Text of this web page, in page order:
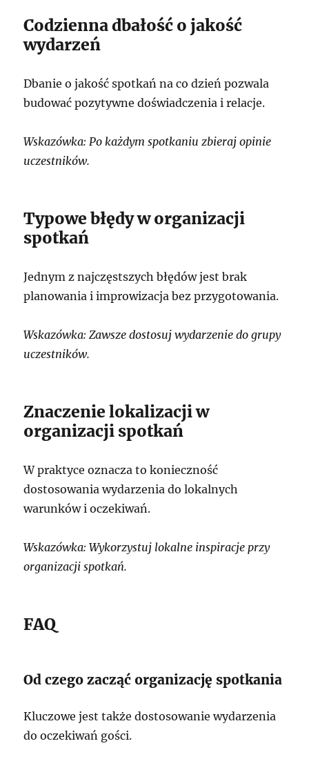
Codzienna dbałość o jakość
wydarzeń
Dbanie o jakość spotkań na co dzień pozwala
budować pozytywne doświadczenia i relacje.
Wskazówka: Po każdym spotkaniu zbieraj opinie
uczestników.
Typowe błędy w organizacji
spotkań
Jednym z najczęstszych błędów jest brak
planowania i improwizacja bez przygotowania.
Wskazówka: Zawsze dostosuj wydarzenie do grupy
uczestników.
Znaczenie lokalizacji w
organizacji spotkań
W praktyce oznacza to konieczność
dostosowania wydarzenia do lokalnych
warunków i oczekiwań.
Wskazówka: Wykorzystuj lokalne inspiracje przy
organizacji spotkań.
FAQ
Od czego zacząć organizację spotkania
Kluczowe jest także dostosowanie wydarzenia
do oczekiwań gości.